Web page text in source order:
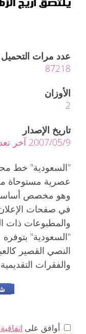
عدد مرات التحميل
87218
الأوزان
2
تاريخ الإصدار
2007/05/9 آخر تعديل 2021/08/26
"السعودية" خط
عصرية مستوحاة
وهو مخصص أساساً
في صفحات
والمطبوعات ذات
"السعودية"
النصي القصير
والفقرات
أوافق على